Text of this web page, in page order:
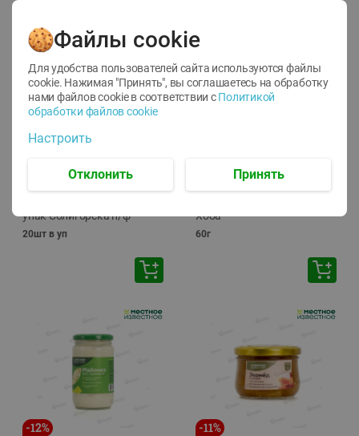
6.89
5.99
Яйца перепелиные
упак Солигорска п/ф
20шт в уп
Конфеты фруктово-
Хоба
60г
-12% -11%
Файлы cookie
Для удобства пользователей сайта используются файлы
cookie. Нажимая "Принять", вы соглашаетесь на обработку
нами файлов cookie в соответствии с Политикой
обработки файлов cookie
Настроить
Отклонить Принять